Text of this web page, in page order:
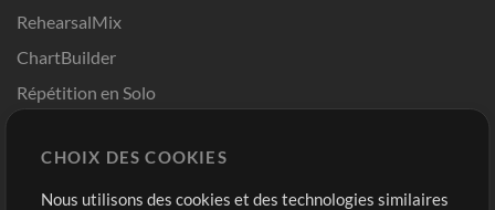
RehearsalMix
ChartBuilder
Répétition en Solo
Modèles ProPresenter
Sons
CHOIX DES COOKIES
Nous utilisons des cookies et des technologies similaires